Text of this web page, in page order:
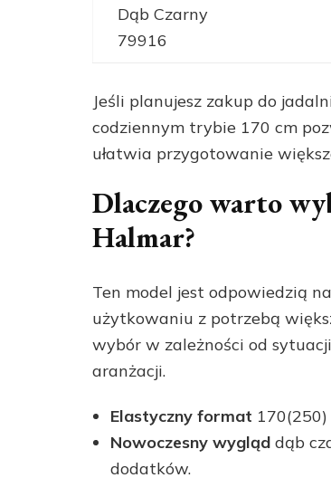
Dąb Czarny
79916
Jeśli planujesz zakup do
codziennym trybie 170 cm
ułatwia przygotowanie
Dlaczego warto
Halmar?
Ten model jest odpowiedzią
użytkowaniu z potrzebą
wybór w zależności od
aranżacji.
Elastyczny format
Nowoczesny wygląd dąb
dodatków.